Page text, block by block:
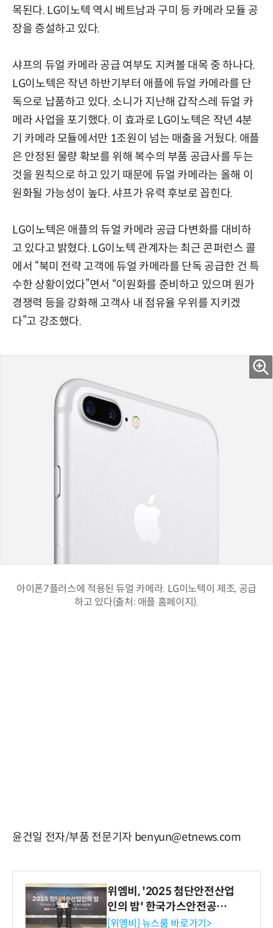
목된다. LG이노텍 역시 베트남과 구미 등 카메라 모듈 공
장을 증설하고 있다.
샤프의 듀얼 카메라 공급 여부도 지켜볼 대목 중 하나다.
LG이노텍은 작년 하반기부터 애플에 듀얼 카메라를 단
독으로 납품하고 있다. 소니가 지난해 갑작스레 듀얼 카
메라 사업을 포기했다. 이 효과로 LG이노텍은 작년 4분
기 카메라 모듈에서만 1조원이 넘는 매출을 거뒀다. 애플
은 안정된 물량 확보를 위해 복수의 부품 공급사를 두는
것을 원칙으로 하고 있기 때문에 듀얼 카메라는 올해 이
원화될 가능성이 높다. 샤프가 유력 후보로 꼽힌다.
LG이노텍은 애플의 듀얼 카메라 공급 다변화를 대비하
고 있다고 밝혔다. LG이노텍 관계자는 최근 콘퍼런스 콜
에서 “북미 전략 고객에 듀얼 카메라를 단독 공급한 건 특
수한 상황이었다”면서 “이원화를 준비하고 있으며 원가
경쟁력 등을 강화해 고객사 내 점유율 우위를 지키겠
다”고 강조했다.
아이폰7플러스에 적용된 듀얼 카메라. LG이노텍이 제조, 공급
하고 있다(출처: 애플 홈페이지).
윤건일 전자/부품 전문기자 benyun@etnews.com
위엠비, '2025 첨단안전산업
인의 밤' 한국가스안전공사
사장상 수상
[위엠비] 뉴스룸 바로가기>